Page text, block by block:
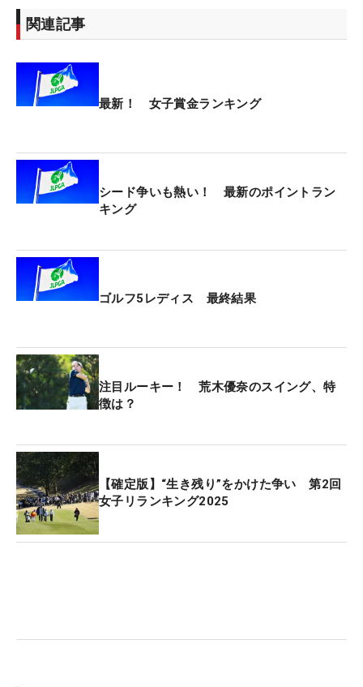
表情を浮かべた。今季5度目の初日首位発進だった
が、一抹の不安があった。「初日がトップだと、2
3月の「アクサレディス」は初日「68」→「74」、
→「73」と過去4回中3回、失速を経験してきた。
「今週はきょう（2R）で終わってしまうので、攻め
感じていた」と攻める気持ちを持ち続けた。
最終組の柏原が1番でのバーディ先行で抜け出す
行と悪い流れだった。
そんな20歳を、今週初タッグを組んだ佐藤大輔キャ
から、ボギー打っても大丈夫。未来があるんだから
楽しくやろう」。その言葉に気持ちを切り替える
と、5番から3連続バーディで食らいつく。
前半3つ伸ばした柏原と1打ビハインドでバックナイ
関連記事
最新！ 女子賞金ランキング
シード争いも熱い！ 最新のポイントラン
キング
ゴルフ5レディス 最終結果
注目ルーキー！ 荒木優奈のスイング、特
徴は？
【確定版】“生き残り”をかけた争い 第2回
女子リランキング2025